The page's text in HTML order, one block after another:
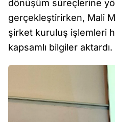
dönüşüm süreçlerine
gerçekleştirirken, Mali
şirket kuruluş işlemleri
kapsamlı bilgiler aktardı.